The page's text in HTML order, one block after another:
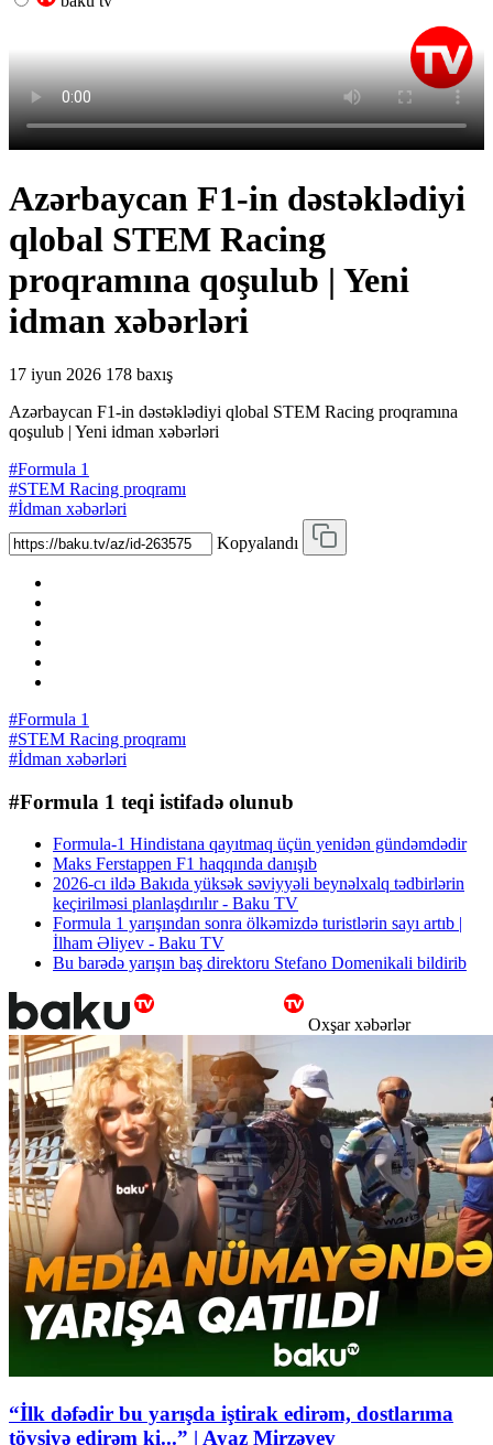
Azərbaycan F1-in dəstəklədiyi
qlobal STEM Racing
proqramına qoşulub | Yeni
idman xəbərləri
17 iyun 2026 178 baxış
Azərbaycan F1-in dəstəklədiyi qlobal STEM Racing proqramına
qoşulub | Yeni idman xəbərləri
#Formula 1
#STEM Racing proqramı
#İdman xəbərləri
Kopyalandı
#Formula 1
#STEM Racing proqramı
#İdman xəbərləri
#Formula 1 teqi istifadə olunub
Formula-1 Hindistana qayıtmaq üçün yenidən gündəmdədir
Maks Ferstappen F1 haqqında danışıb
2026-cı ildə Bakıda yüksək səviyyəli beynəlxalq tədbirlərin
keçirilməsi planlaşdırılır - Baku TV
Formula 1 yarışından sonra ölkəmizdə turistlərin sayı artıb |
İlham Əliyev - Baku TV
Bu barədə yarışın baş direktoru Stefano Domenikali bildirib
Oxşar xəbərlər
“İlk dəfədir bu yarışda iştirak edirəm, dostlarıma
tövsiyə edirəm ki...” | Ayaz Mirzəyev